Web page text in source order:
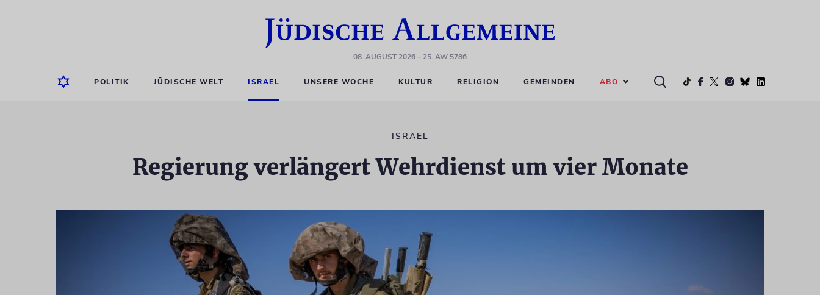
08. AUGUST 2026– 25. AW 5786
POLITIK JÜDISCHE WELT ISRAEL UNSERE WOCHE KULTUR RELIGION GEMEINDEN ABO
ISRAEL
Regierung verlängert Wehrdienst um vier Monate